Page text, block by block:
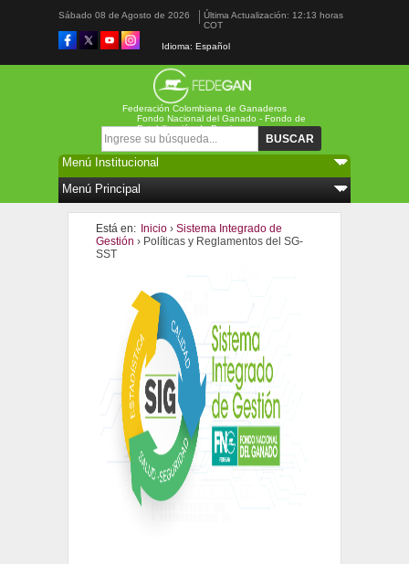
Sábado 08 de Agosto de 2026
Última Actualización: 12:13 horas
COT
Idioma: Español
Federación Colombiana de Ganaderos
Formulario de búsqueda
Fondo Nacional del Ganado - Fondo de
Estabilización de Precios
Está en: Inicio› Sistema Integrado de
Gestión › Políticas y Reglamentos del SG-
SST